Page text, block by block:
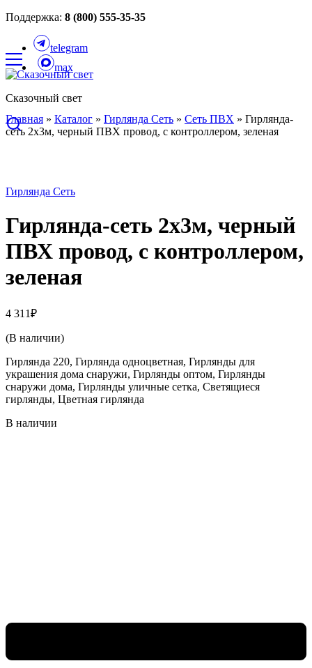
Поддержка: 8 (800) 555-35-35
telegram
max
Сказочный свет
Главная » Каталог » Гирлянда Сеть » Сеть ПВХ » Гирлянда-
сеть 2х3м, черный ПВХ провод, с контроллером, зеленая
Гирлянда Сеть
Гирлянда-сеть 2х3м, черный
ПВХ провод, с контроллером,
зеленая
4 311₽
(В наличии)
Гирлянда 220, Гирлянда одноцветная, Гирлянды для
украшения дома снаружи, Гирлянды оптом, Гирлянды
снаружи дома, Гирлянды уличные сетка, Светящиеся
гирлянды, Цветная гирлянда
В наличии